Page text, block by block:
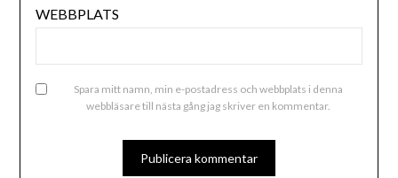
WEBBPLATS
Spara mitt namn, min e-postadress och webbplats i denna
webbläsare till nästa gång jag skriver en kommentar.